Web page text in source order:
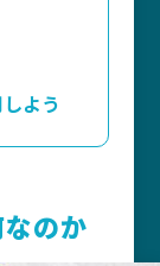
よう
のか